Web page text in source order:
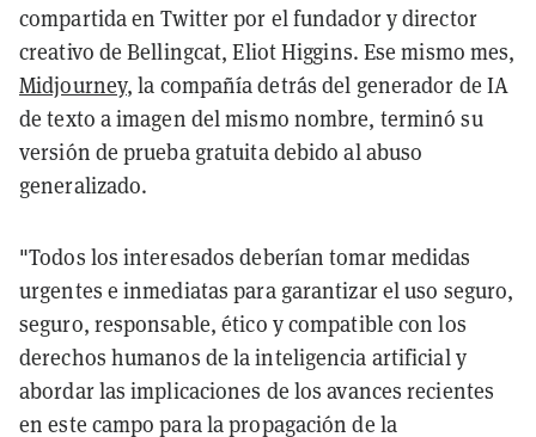
compartida en Twitter por el fundador y director
creativo de Bellingcat, Eliot Higgins. Ese mismo mes,
Midjourney, la compañía detrás del generador de IA
de texto a imagen del mismo nombre, terminó su
versión de prueba gratuita debido al abuso
generalizado.
"Todos los interesados deberían tomar medidas
urgentes e inmediatas para garantizar el uso seguro,
seguro, responsable, ético y compatible con los
derechos humanos de la inteligencia artificial y
abordar las implicaciones de los avances recientes
en este campo para la propagación de la